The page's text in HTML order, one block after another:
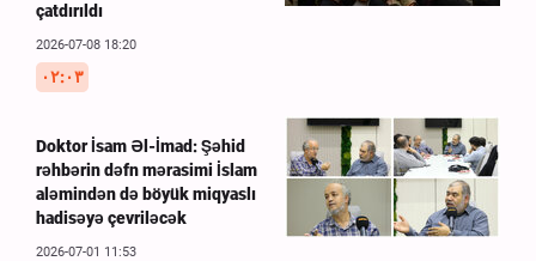
çatdırıldı
2026-07-08 18:20
۰۲:۰۳
Doktor İsam Əl-İmad: Şəhid
rəhbərin dəfn mərasimi İslam
aləmindən də böyük miqyaslı
hadisəyə çevriləcək
2026-07-01 11:53